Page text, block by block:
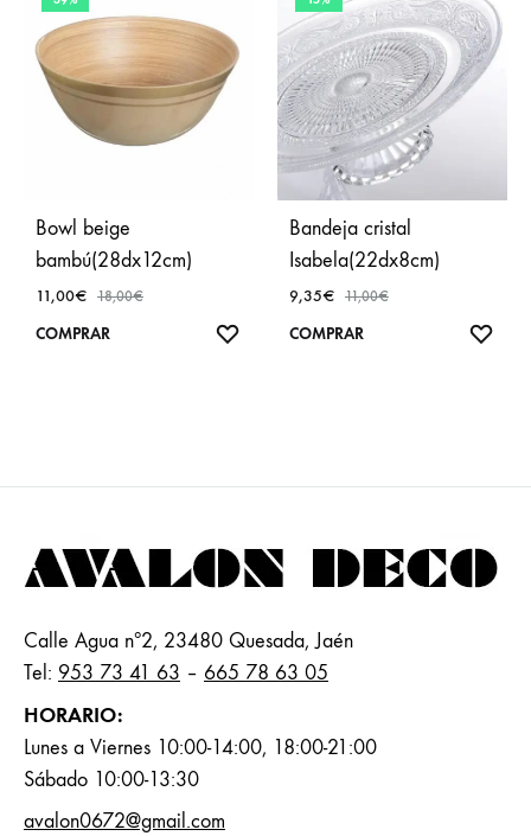
Bowl beige
bambú(28dx12cm)
11,00€ 18,00€
COMPRAR
AÑADIR
Bandeja cristal
Isabela(22dx8cm)
9,35€ 11,00€
COMPRAR
Calle Agua nº2, 23480 Quesada, Jaén
Tel: 953 73 41 63 – 665 78 63 05
HORARIO:
Lunes a Viernes 10:00-14:00, 18:00-21:00
Sábado 10:00-13:30
avalon0672@gmail.com